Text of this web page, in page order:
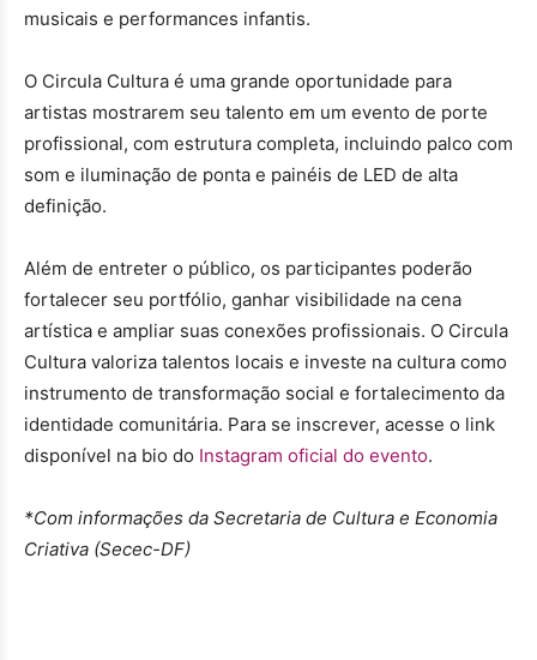
musicais e performances infantis.
O Circula Cultura é uma grande oportunidade para
artistas mostrarem seu talento em um evento de porte
profissional, com estrutura completa, incluindo palco com
som e iluminação de ponta e painéis de LED de alta
definição.
Além de entreter o público, os participantes poderão
fortalecer seu portfólio, ganhar visibilidade na cena
artística e ampliar suas conexões profissionais. O Circula
Cultura valoriza talentos locais e investe na cultura como
instrumento de transformação social e fortalecimento da
identidade comunitária. Para se inscrever, acesse o link
disponível na bio do Instagram oficial do evento.
*Com informações da Secretaria de Cultura e Economia
Criativa (Secec-DF)